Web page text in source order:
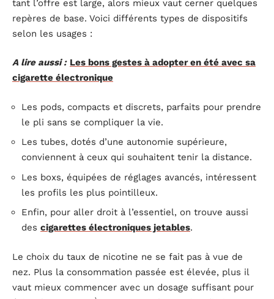
tant l’offre est large, alors mieux vaut cerner quelques
repères de base. Voici différents types de dispositifs
selon les usages :
A lire aussi : Les bons gestes à adopter en été avec sa
cigarette électronique
Les pods, compacts et discrets, parfaits pour prendre
le pli sans se compliquer la vie.
Les tubes, dotés d’une autonomie supérieure,
conviennent à ceux qui souhaitent tenir la distance.
Les boxs, équipées de réglages avancés, intéressent
les profils les plus pointilleux.
Enfin, pour aller droit à l’essentiel, on trouve aussi
des cigarettes électroniques jetables.
Le choix du taux de nicotine ne se fait pas à vue de
nez. Plus la consommation passée est élevée, plus il
vaut mieux commencer avec un dosage suffisant pour